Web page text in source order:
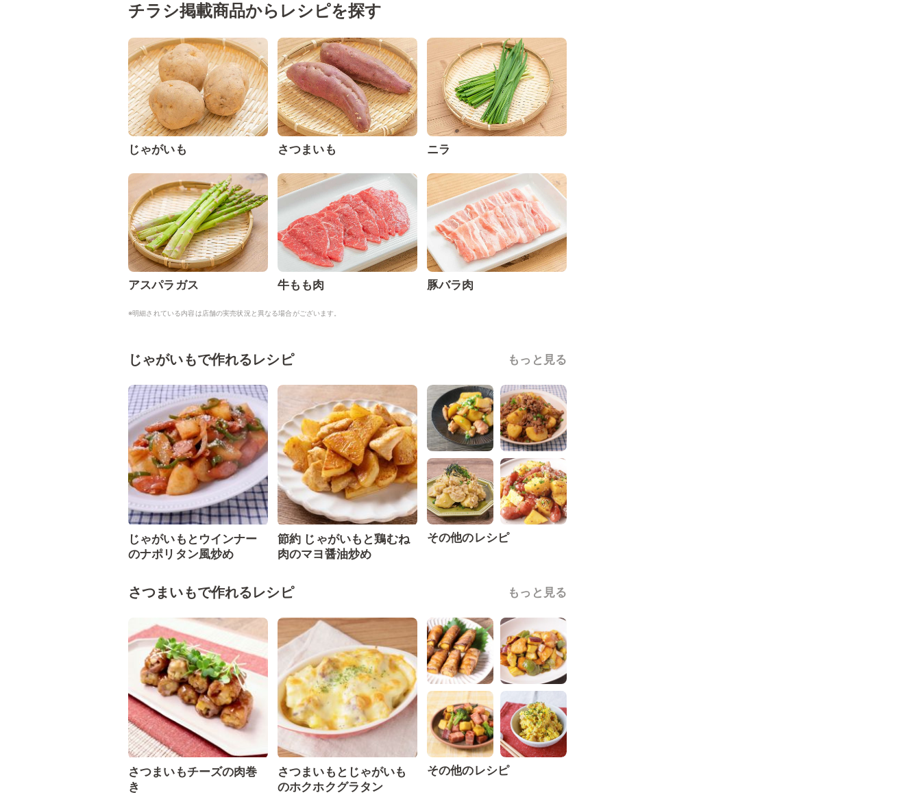
チラシ掲載商品からレシピを探す
じゃがいも さつまいも ニラ
アスパラガス 牛もも肉 豚バラ肉
※明細されている内容は店舗の実売状況と異なる場合がございます。
じゃがいもで作れるレシピ もっと見る
じゃがいもとウインナー
のナポリタン風炒め
節約 じゃがいもと鶏むね
肉のマヨ醤油炒め
その他のレシピ
さつまいもで作れるレシピ もっと見る
さつまいもチーズの肉巻
き
さつまいもとじゃがいも
のホクホクグラタン
その他のレシピ